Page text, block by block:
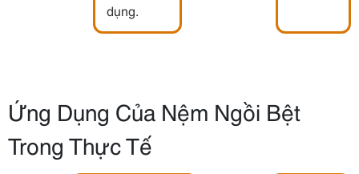
dụng.
Ứng Dụng Của Nệm Ngồi Bệt
Trong Thực Tế